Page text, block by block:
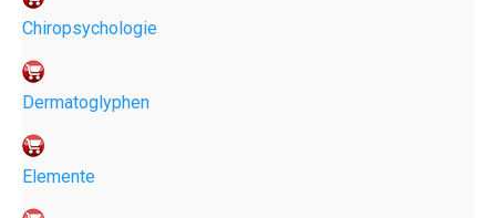
Chiropsychologie
Dermatoglyphen
Elemente